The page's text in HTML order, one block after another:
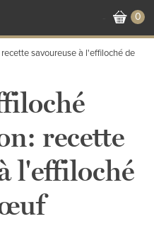
0
savoureuse à l'effiloché de
recette
l'effiloché